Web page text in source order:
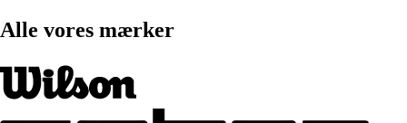
Alle vores mærker